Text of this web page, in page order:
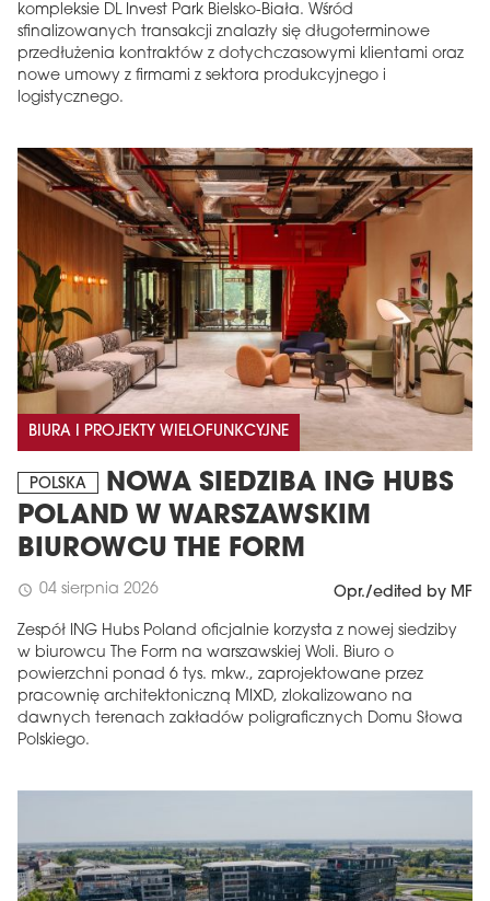
kompleksie DL Invest Park Bielsko-Biała. Wśród
sfinalizowanych transakcji znalazły się długoterminowe
przedłużenia kontraktów z dotychczasowymi klientami oraz
nowe umowy z firmami z sektora produkcyjnego i
logistycznego.
BIURA I PROJEKTY WIELOFUNKCYJNE
POLSKA
NOWA SIEDZIBA ING HUBS
POLAND W WARSZAWSKIM
BIUROWCU THE FORM
schedule 04 sierpnia 2026 Opr./edited by MF
Zespół ING Hubs Poland oficjalnie korzysta z nowej siedziby
w biurowcu The Form na warszawskiej Woli. Biuro o
powierzchni ponad 6 tys. mkw., zaprojektowane przez
pracownię architektoniczną MIXD, zlokalizowano na
dawnych terenach zakładów poligraficznych Domu Słowa
Polskiego.